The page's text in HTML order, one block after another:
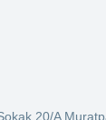
20/A